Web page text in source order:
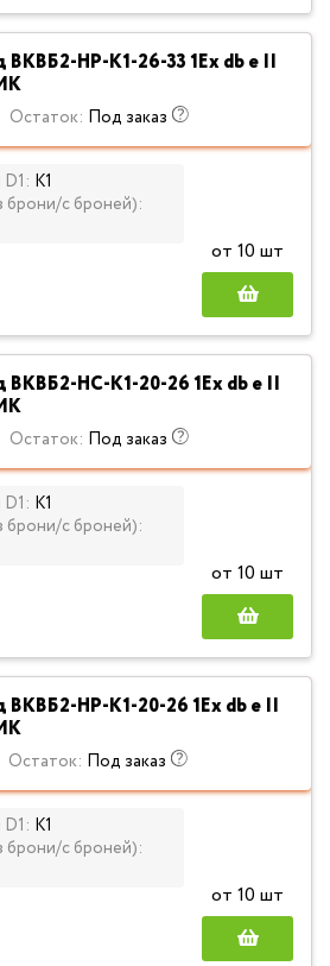
ВКВБ2-НР-К1-26-33 1Ex db e II
Остаток: Под заказ
К1
брони/с броней):
от 10 шт
ВКВБ2-НС-К1-20-26 1Ex db e II
Остаток: Под заказ
К1
брони/с броней):
от 10 шт
ВКВБ2-НР-К1-20-26 1Ex db e II
Остаток: Под заказ
К1
брони/с броней):
от 10 шт